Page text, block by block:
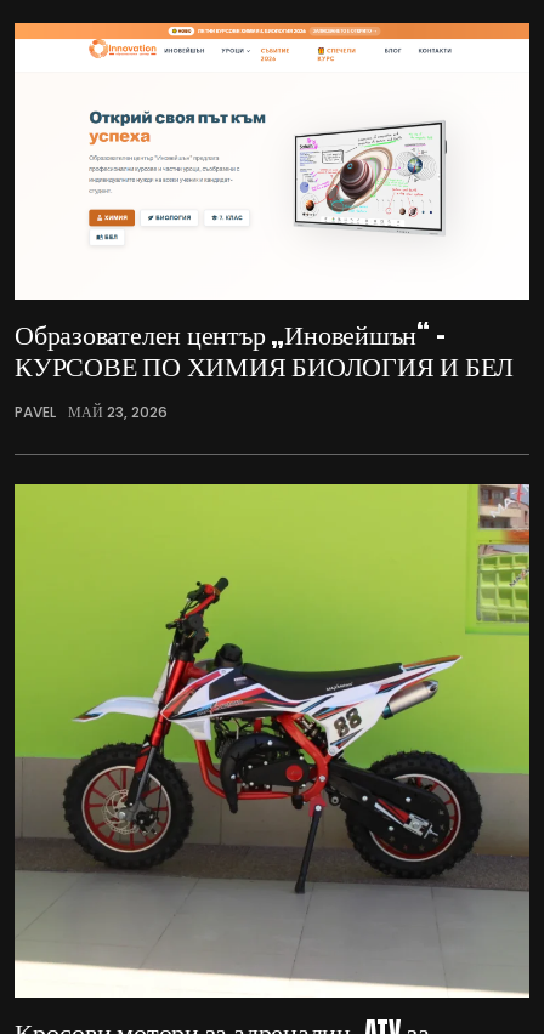
Образователен център „Иновейшън“ –
КУРСОВЕ ПО ХИМИЯ БИОЛОГИЯ И БЕЛ
PAVEL МАЙ 23, 2026